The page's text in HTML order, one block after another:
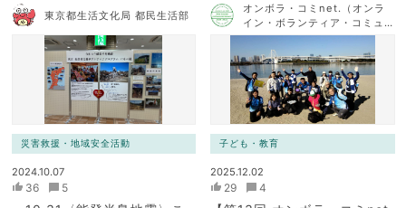
東京都生活文化局 都民生活部
災害救援・地域安全活動
2024.10.07
36 5
オンボラ・コミnet.（オンラ
イン・ボランティア・コミュ
ニケーション・ネットワー
子ども・教育
2025.12.02
29 4